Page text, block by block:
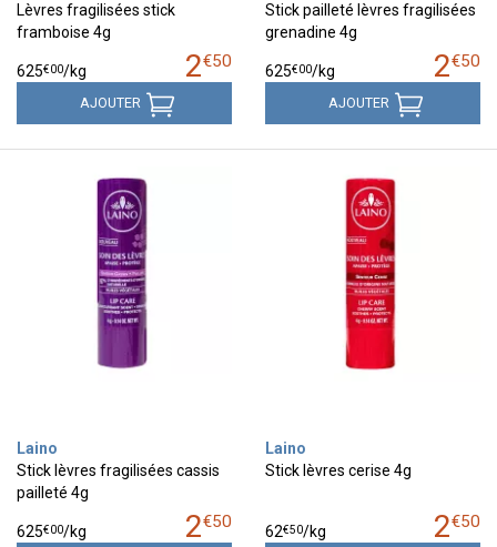
Lèvres fragilisées stick
framboise 4g
2€50
625€00/kg
AJOUTER
Stick pailleté lèvres fragilisées
grenadine 4g
2€50
625€00/kg
AJOUTER
Laino
Stick lèvres fragilisées cassis
pailleté 4g
2€50
625€00/kg
Laino
Stick lèvres cerise 4g
2€50
62€50/kg